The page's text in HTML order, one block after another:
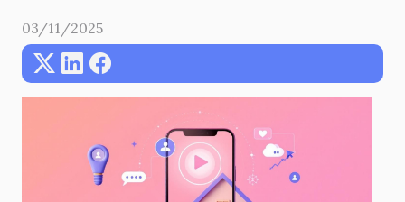
03/11/2025